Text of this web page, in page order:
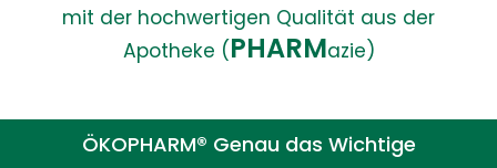
mit der hochwertigen Qualität aus der
Apotheke (PHARMazie)
ÖKOPHARM® Genau das Wichtige